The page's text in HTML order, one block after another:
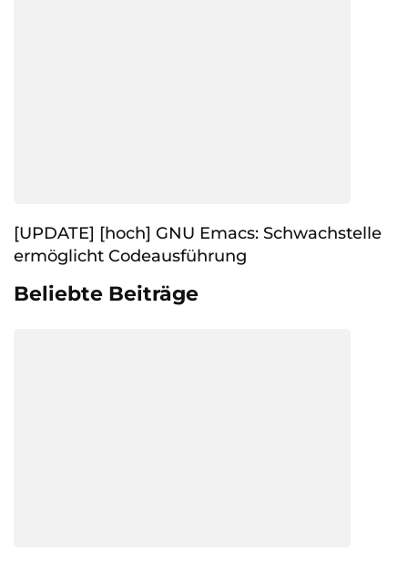
[UPDATE] [hoch] GNU Emacs: Schwachstelle
ermöglicht Codeausführung
Beliebte Beiträge